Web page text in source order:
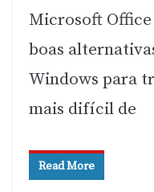
Microsoft Office
boas
Windows para
mais difícil de
Read More